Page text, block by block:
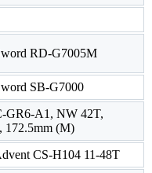
RD-G7005M
SB-G7000
GR6-A1, NW 42T,
172.5mm (M)
CS-H104 11-48T